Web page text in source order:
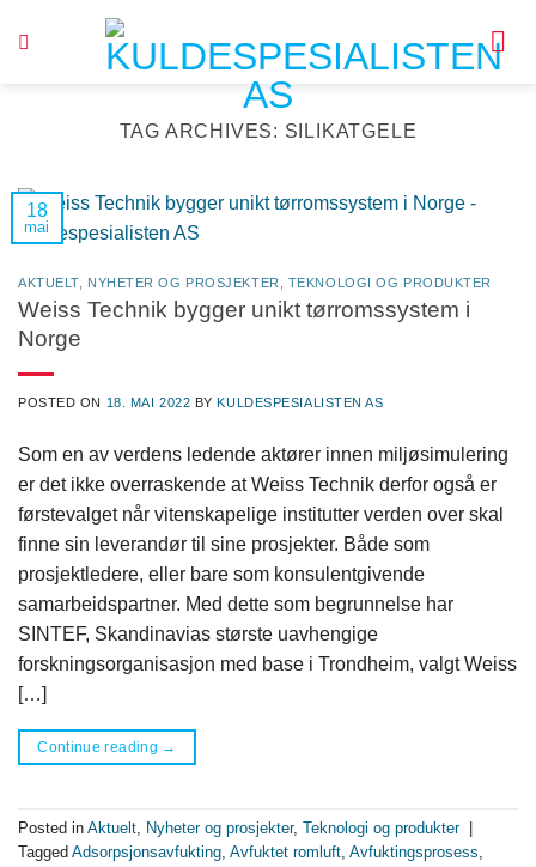
TAG ARCHIVES: SILIKATGELE
18
mai
AKTUELT, NYHETER OG PROSJEKTER TEKNOLOGI OG PRODUKTER
Weiss Technik bygger unikt tørromssystem i
Norge
POSTED ON 18. MAI 2022 BYKULDESPESIALISTEN AS
Som en av verdens ledende aktører innen miljøsimulering
er det ikke overraskende at Weiss Technik derfor også er
førstevalget når vitenskapelige institutter verden over skal
finne sin leverandør til sine prosjekter. Både som
prosjektledere, eller bare som konsulentgivende
samarbeidspartner. Med dette som begrunnelse har
SINTEF, Skandinavias største uavhengige
forskningsorganisasjon med base i Trondheim, valgt Weiss
[…]
Continue reading →
Posted in Aktuelt, Nyheter og prosjekter, Teknologi og produkter
Tagged Adsorpsjonsavfukting, Avfuktet romluft, Avfuktingsprosess,